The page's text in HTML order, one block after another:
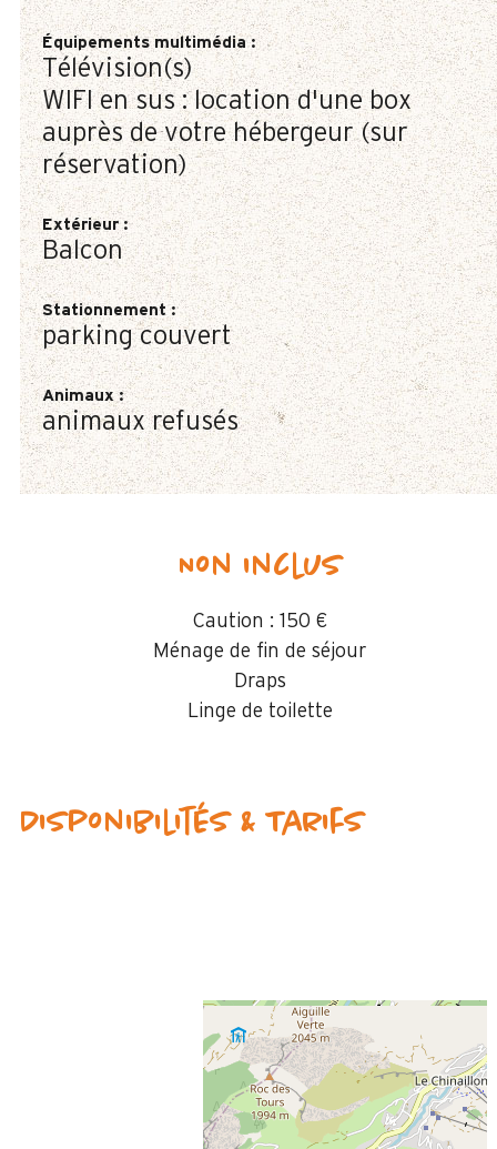
Équipements multimédia:
Télévision(s)
WIFI en sus : location d'une box
auprès de votre hébergeur (sur
réservation)
Extérieur:
Balcon
Stationnement:
parking couvert
Animaux:
animaux refusés
Non inclus
Caution : 150 €
Ménage de fin de séjour
Draps
Linge de toilette
Disponibilités & Tarifs